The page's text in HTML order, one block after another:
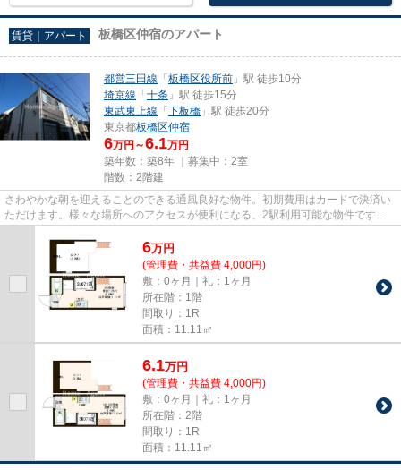
賃貸｜アパート 板橋区仲宿のアパート
都営三田線 「 板橋区役所前 」駅 徒歩10分
埼京線 「 十条 」駅 徒歩15分
東武東上線 「 下板橋 」駅 徒歩20分
東京都板橋区仲宿
6万円～6.1万円
築年数：築8年 ｜募集中： 2室
階数：2階建
さわやかな朝を迎えることのできる通風良好な物件。初期費用はカードで決済い
ただけます。様々な場所へのアクセスが便利になる、2駅利用可能な物件です。
6万円
(管理費・共益費 4,000円)
敷：0ヶ月｜礼：1ヶ月
所在階：1階
間取り：1R
面積：11.11㎡
6.1万円
(管理費・共益費 4,000円)
敷：0ヶ月｜礼：1ヶ月
所在階：2階
間取り：1R
面積：11.11㎡